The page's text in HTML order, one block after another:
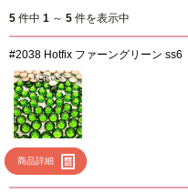
5 件中 1 ～ 5 件を表示中
#2038 Hotfix ファーングリーン ss6
商品詳細